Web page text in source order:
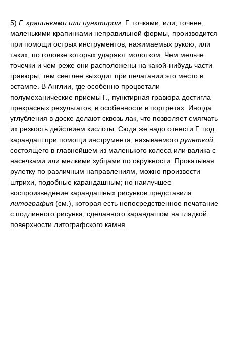
5) Г. крапинками или пунктиром. Г. точками, или, точнее,
маленькими крапинками неправильной формы, производится
при помощи острых инструментов, нажимаемых рукою, или
таких, по головке которых ударяют молотком. Чем мельче
точечки и чем реже они расположены на какой-нибудь части
гравюры, тем светлее выходит при печатании это место в
эстампе. В Англии, где особенно процветали
полумеханические приемы Г., пунктирная гравюра достигла
прекрасных результатов, в особенности в портретах. Иногда
углубления в доске делают сквозь лак, что позволяет смягчать
их резкость действием кислоты. Сюда же надо отнести Г. под
карандаш при помощи инструмента, называемого рулеткой,
состоящего в главнейшем из маленького колеса или валика с
насечками или мелкими зубцами по окружности. Прокатывая
рулетку по различным направлениям, можно произвести
штрихи, подобные карандашным; но наилучшее
воспроизведение карандашных рисунков представила
литография(см.), которая есть непосредственное печатание
с подлинного рисунка, сделанного карандашом на гладкой
поверхности литографского камня.